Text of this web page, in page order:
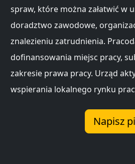
spraw, które można załatwić w
doradztwo zawodowe,
znalezieniu zatrudnienia.
dofinansowania miejsc pracy,
zakresie prawa pracy. Urząd
wspierania lokalnego rynku
Napisz